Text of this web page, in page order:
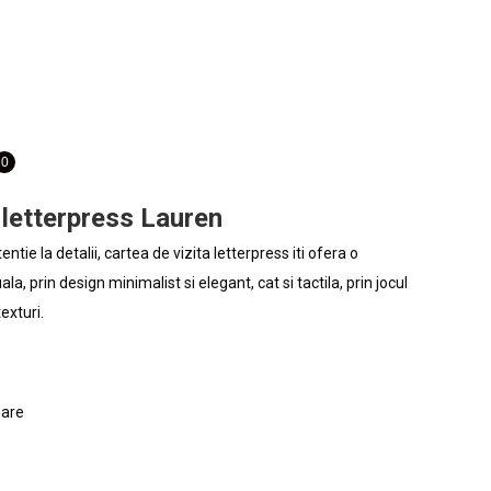
0
Lauren
la detalii, cartea de vizita letterpress iti ofera o
prin design minimalist si elegant, cat si tactila, prin jocul